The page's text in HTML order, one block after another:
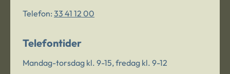
Telefon: 33 41 12 00
Telefontider
Mandag-torsdag kl. 9-15, fredag kl. 9-12